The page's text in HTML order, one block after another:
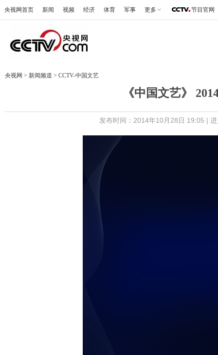
央视网首页 新闻 视频 经济 体育 军事 更多 节目官网
央视网 > 新闻频道 > CCTV-中国文艺
《中国文艺》
发布时间：2014年10月28日 19:05 |